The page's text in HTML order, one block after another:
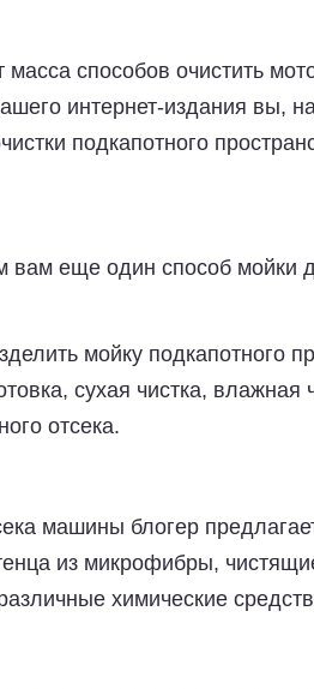
способов очистить
интернет-издания вы,
подкапотного
вам еще один способ мойки
мойку подкапотного
сухая чистка, влажная
отсека.
машины блогер
из микрофибры,
химические